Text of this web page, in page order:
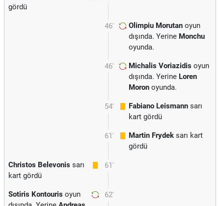
gördü
46' Olimpiu Morutan oyun
dışında. Yerine Monchu
oyunda.
46' Michalis Voriazidis oyun
dışında. Yerine Loren
Moron oyunda.
54' Fabiano Leismann sarı
kart gördü
61' Martin Frydek sarı kart
gördü
61'
Christos Belevonis sarı
kart gördü
62'
Sotiris Kontouris oyun